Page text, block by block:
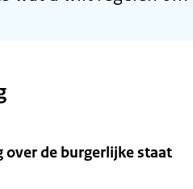
over de burgerlijke staat